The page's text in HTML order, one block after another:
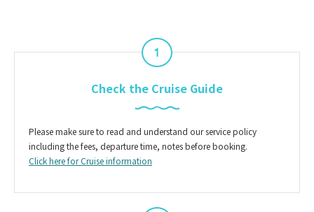
1
Check the Cruise Guide
Please make sure to read and understand our service policy
including the fees, departure time, notes before booking.
Click here for Cruise information